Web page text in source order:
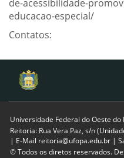
de-acessibilidade-
educacao-especial/
Contatos:
Universidade Federal do Oeste do
Reitoria: Rua Vera Paz, s/n
| E-Mail reitoria@ufopa.edu.br |
© Todos os diretos reservados.